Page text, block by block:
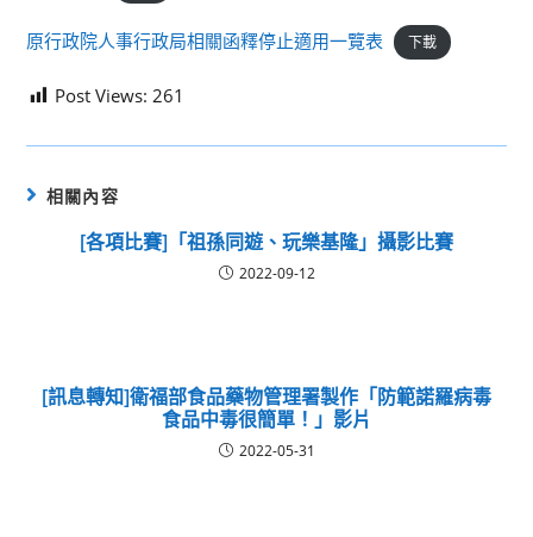
原行政院人事行政局相關函釋停止適用一覽表 下載
Post Views: 261
相關內容
[各項比賽]「祖孫同遊、玩樂基隆」攝影比賽
2022-09-12
[訊息轉知]衛福部食品藥物管理署製作「防範諾羅病毒
食品中毒很簡單！」影片
2022-05-31